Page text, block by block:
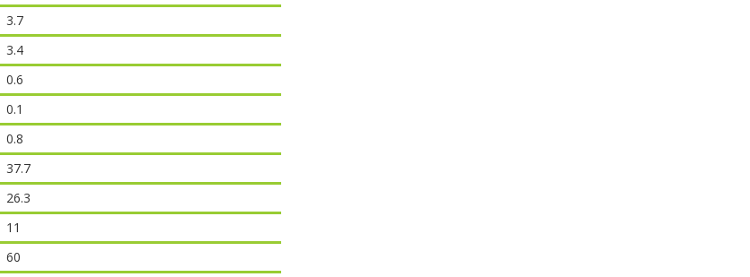
3.7
3.4
0.6
0.1
0.8
37.7
26.3
11
60